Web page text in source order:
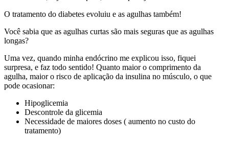
O tratamento do diabetes evoluiu e as agulhas também!
Você sabia que as agulhas curtas são mais seguras que as agulhas
longas?
Uma vez, quando minha endócrino me explicou isso, fiquei
surpresa, e faz todo sentido! Quanto maior o comprimento da
agulha, maior o risco de aplicação da insulina no músculo, o que
pode ocasionar:
Hipoglicemia
Descontrole da glicemia
Necessidade de maiores doses ( aumento no custo do
tratamento)